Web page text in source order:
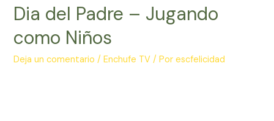
Dia del Padre – Jugando
como Niños
Deja un comentario /Enchufe TV / Porescfelicidad